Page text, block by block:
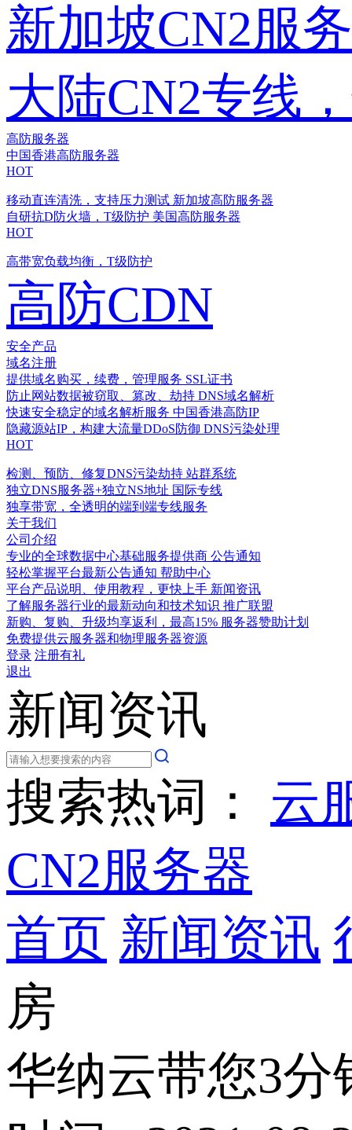
新加坡CN2服
大陆CN2专线
高防服务器
中国香港高防服务器
HOT
移动直连清洗，支持压力测试 新加坡高防服务器
自研抗D防火墙，T级防护 美国高防服务器
HOT
高带宽负载均衡，T级防护
高防CDN
安全产品
域名注册
提供域名购买，续费，管理服务 SSL证书
防止网站数据被窃取、篡改、劫持 DNS域名解析
快速安全稳定的域名解析服务 中国香港高防IP
隐藏源站IP，构建大流量DDoS防御 DNS污染处理
HOT
检测、预防、修复DNS污染劫持 站群系统
独立DNS服务器+独立NS地址 国际专线
独享带宽，全透明的端到端专线服务
关于我们
公司介绍
专业的全球数据中心基础服务提供商 公告通知
轻松掌握平台最新公告通知 帮助中心
平台产品说明、使用教程，更快上手 新闻资讯
了解服务器行业的最新动向和技术知识 推广联盟
新购、复购、升级均享返利，最高15% 服务器赞助计划
免费提供云服务器和物理服务器资源
登录 注册有礼
退出
新闻资讯
搜索热词： 云
CN2服务器
首页 新闻资讯
房
华纳云带您3分